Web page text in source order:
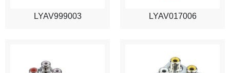
LYAV999003 LYAV017006